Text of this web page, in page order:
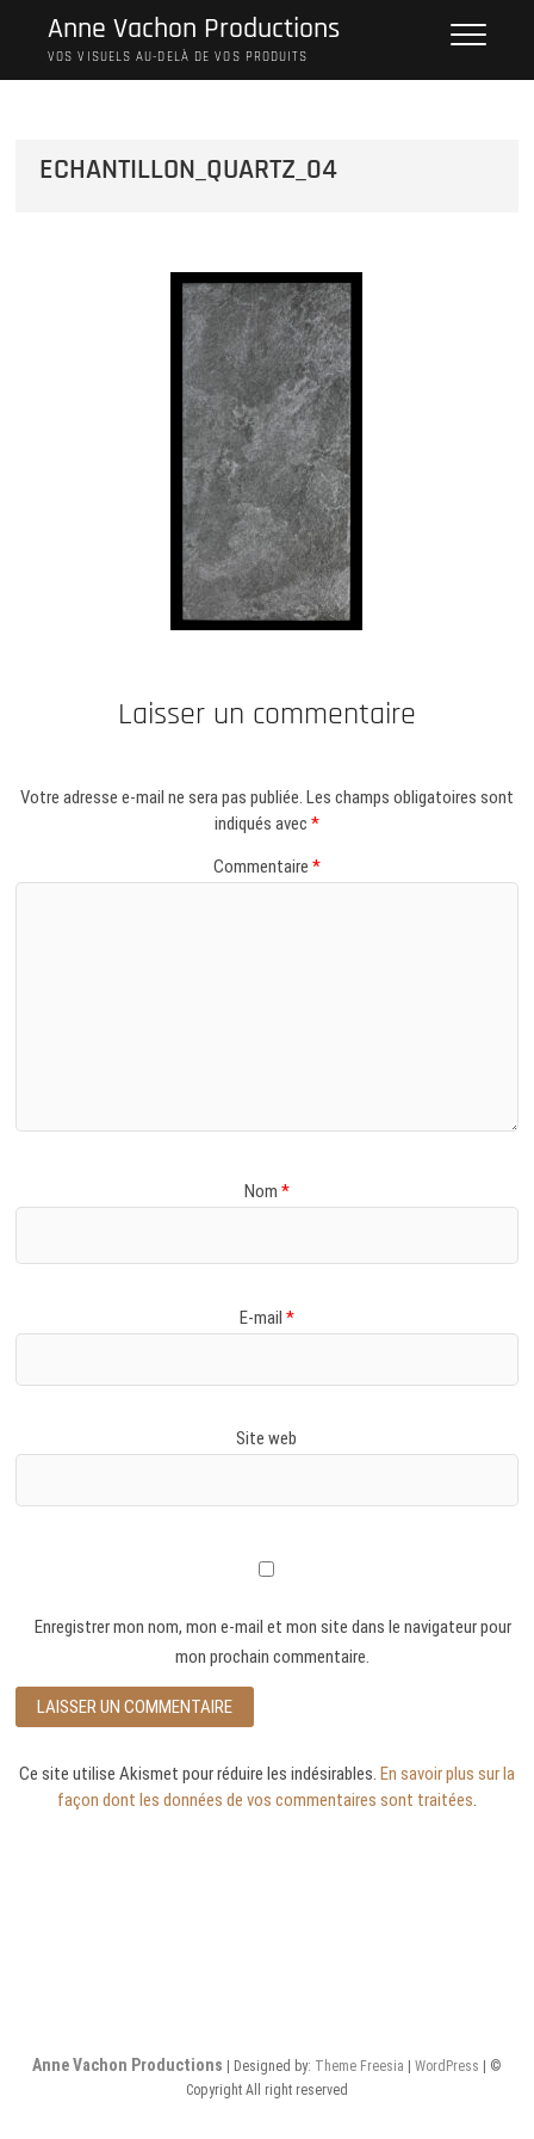
content
Anne Vachon Productions
VOS VISUELS AU-DELÀ DE VOS PRODUITS
ECHANTILLON_QUARTZ_04
Laisser un commentaire
Votre adresse e-mail ne sera pas publiée. Les champs obligatoires sont
indiqués avec *
Commentaire *
Nom *
E-mail *
Site web
Enregistrer mon nom, mon e-mail et mon site dans le navigateur pour
mon prochain commentaire.
Ce site utilise Akismet pour réduire les indésirables. En savoir plus sur la
façon dont les données de vos commentaires sont traitées.
Anne Vachon Productions | Designed by: Theme Freesia |WordPress | ©
Copyright All right reserved